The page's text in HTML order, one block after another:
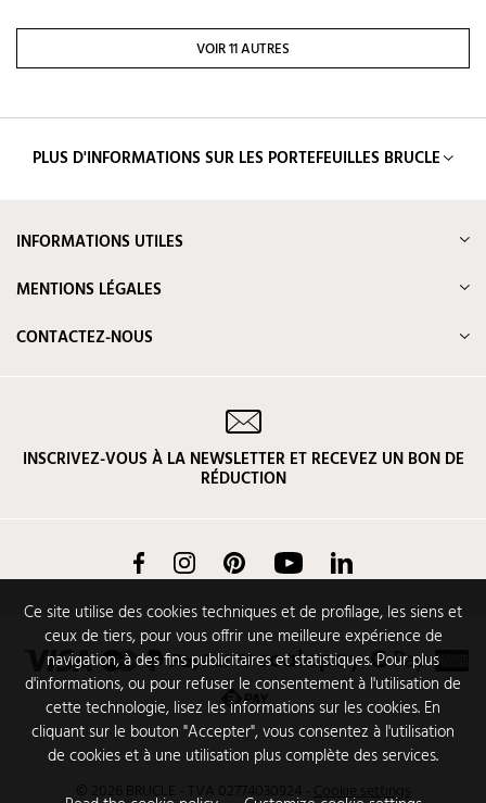
VOIR 11 AUTRES
PLUS D'INFORMATIONS SUR LES PORTEFEUILLES BRUCLE
Ce site utilise des cookies techniques et de profilage, les siens et
ceux de tiers, pour vous offrir une meilleure expérience de
navigation, à des fins publicitaires et statistiques. Pour plus
d'informations, ou pour refuser le consentement à l'utilisation de
cette technologie, lisez les informations sur les cookies. En
cliquant sur le bouton "Accepter", vous consentez à l'utilisation
de cookies et à une utilisation plus complète des services.
INFORMATIONS UTILES
MENTIONS LÉGALES
CONTACTEZ-NOUS
INSCRIVEZ-VOUS À LA NEWSLETTER ET RECEVEZ UN BON DE
RÉDUCTION
FacebookInstagram Pinterest YouTube
© 2026 BRUCLE - TVA 02774030924 Cookie settings